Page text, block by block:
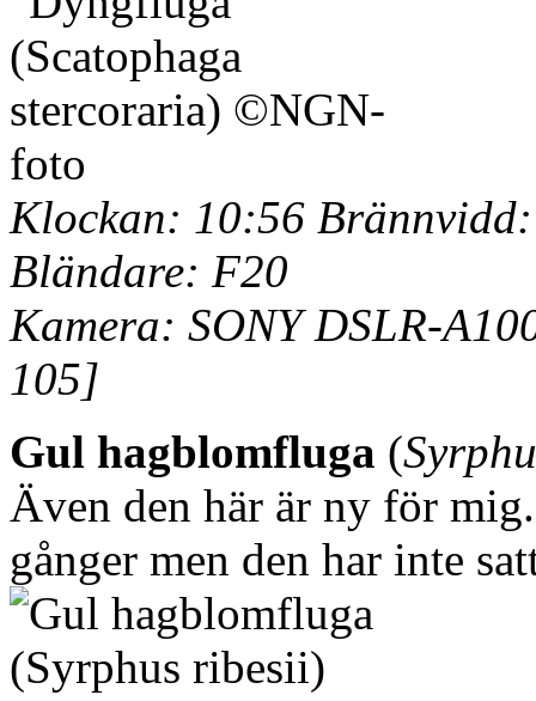
Klockan: 10:56
Bländare: F20
Kamera: SONY DSLR-
105]
Gul hagblomfluga (
Även den här är ny för
gånger men den har inte